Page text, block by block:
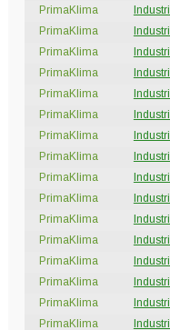
Pflanzenschutz und
Saatgut
Ernte und Verarbeitung
Gartengeräte
PrimaKlima
PrimaKlima
PrimaKlima
PrimaKlima
PrimaKlima
PrimaKlima
PrimaKlima
PrimaKlima
PrimaKlima
PrimaKlima
PrimaKlima
PrimaKlima
PrimaKlima
PrimaKlima
PrimaKlima
PrimaKlima